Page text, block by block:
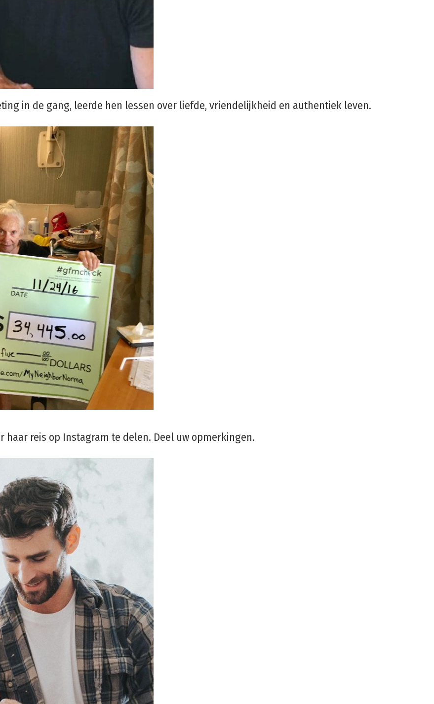
in de gang, leerde hen lessen over liefde, vriendelijkheid en authentiek leven.
haar reis op Instagram te delen. Deel uw opmerkingen.